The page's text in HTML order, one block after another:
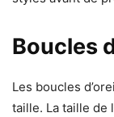
Boucles
Les boucles
taille. La taille de